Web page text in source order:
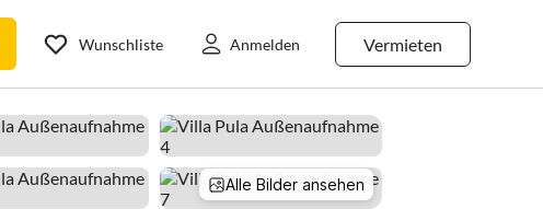
Vermieten
Wunschliste Anmelden
Alle Bilder ansehen